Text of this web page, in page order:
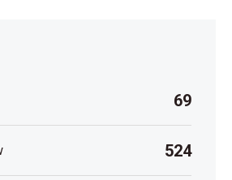
69
524